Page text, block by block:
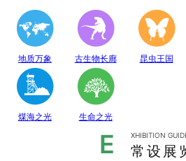
等珍贵的化石；有秦岭大熊猫、金丝猴
等珍稀动植物标本，呈现出一幅绚丽多
地质万象 古生物长廊 昆虫王国
煤海之光 生命之光
E XHIBITION
常设展